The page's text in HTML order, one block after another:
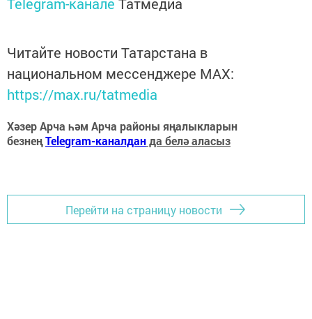
Telegram-канале Татмедиа
Читайте новости Татарстана в
национальном мессенджере MАХ:
https://max.ru/tatmedia
Хәзер Арча һәм Арча районы яңалыкларын
безнеңTelegram-каналданда белә аласыз
Перейти на страницу новости